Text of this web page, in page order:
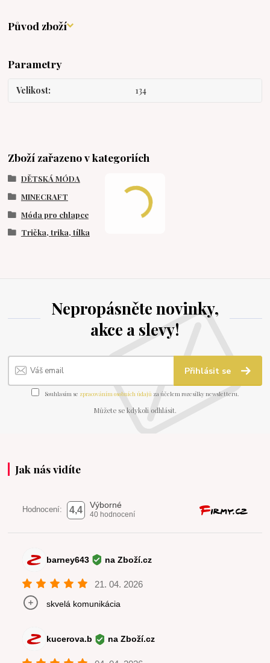
Původ zboží
Parametry
Velikost 134
Zboží zařazeno v kategoriích
DĚTSKÁ MÓDA
MINECRAFT
Móda pro chlapce
Trička, trika, tílka
Nepropásněte novinky,
akce a slevy!
Přihlásit se
Souhlasím se zpracováním osobních údajů za účelem rozesílky newsletteru.
Můžete se kdykoli odhlásit.
Jak nás vidíte